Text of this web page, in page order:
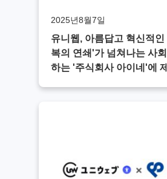
2025년8월7일
유니웹, 아름답고 혁신적
복의 연쇄'가 넘쳐나는 사
하는 '주식회사 아이네'에